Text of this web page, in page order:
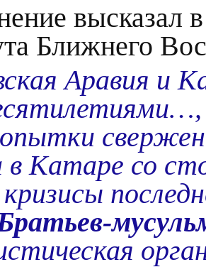
высказал
Ближнего
Аравия и
Катаре со